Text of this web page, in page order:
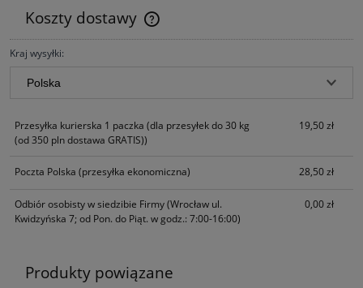
Koszty dostawy
Cena nie zawiera ewentualnych kosztów płatności
Kraj wysyłki:
Przesyłka kurierska 1 paczka (dla przesyłek do 30 kg
(od 350 pln dostawa GRATIS))
19,50 zł
Poczta Polska (przesyłka ekonomiczna) 28,50 zł
Odbiór osobisty w siedzibie Firmy(Wrocław ul.
Kwidzyńska 7; od Pon. do Piąt. w godz.: 7:00-16:00)
0,00 zł
Produkty powiązane